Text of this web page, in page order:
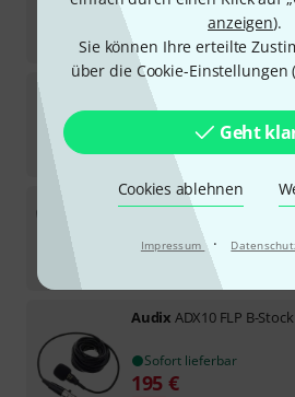
anzeigen).
Sie können Ihre erteilte
über die Cookie-Einstellungen (
Geht
Cookies ablehnen
Impressum ·
Sofort lieferbar
54 €
Audix
2
In 2–3 Wochen lieferbar
239€
AudixFusion FP-7
Sofort lieferbar
Audix ADX10 FLP B-Stock
Sofort lieferbar
195 €